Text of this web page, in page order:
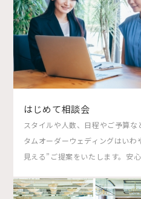
はじめて相談会
スタイルや人数、日程やご予算
タムオーダーウェディングはい
見える”ご提案をいたします。安